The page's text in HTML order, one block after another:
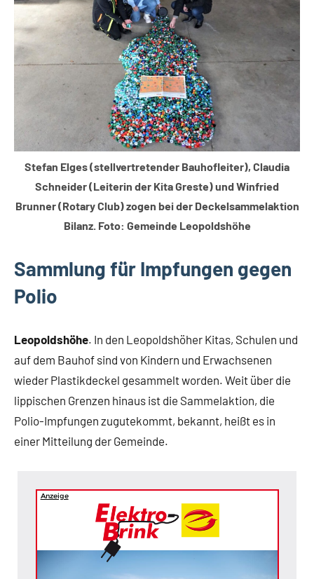
Stefan Elges (stellvertretender Bauhofleiter), Claudia
Schneider (Leiterin der Kita Greste) und Winfried
Brunner (Rotary Club) zogen bei der Deckelsammelaktion
Bilanz. Foto: Gemeinde Leopoldshöhe
Sammlung für Impfungen gegen
Polio
Leopoldshöhe. In den Leopoldshöher Kitas, Schulen und
auf dem Bauhof sind von Kindern und Erwachsenen
wieder Plastikdeckel gesammelt worden. Weit über die
lippischen Grenzen hinaus ist die Sammelaktion, die
Polio-Impfungen zugutekommt, bekannt, heißt es in
einer Mitteilung der Gemeinde.
Anzeige